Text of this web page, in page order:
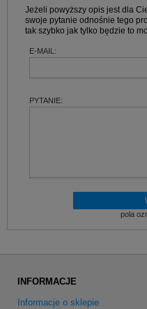
Jeżeli powyższy opis jest dla
swoje pytanie odnośnie tego
tak szybko jak tylko będzie to
E-MAIL:
PYTANIE:
pola
INFORMACJE
Informacje o sklepie